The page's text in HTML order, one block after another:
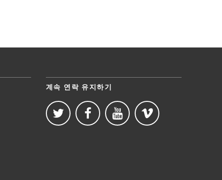
계속 연락 유지하기